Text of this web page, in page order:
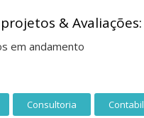
& Avaliações:
em andamento
Consultoria